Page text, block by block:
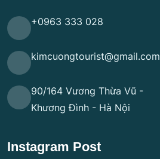
+0963 333 028
kimcuongtourist@gmail.com
90/164 Vương Thừa Vũ -
Khương Đình - Hà Nội
Instagram Post